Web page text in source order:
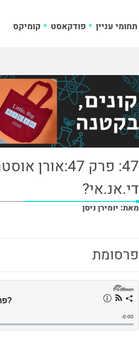
תחומי עניין פודקאסט קומיקס
47: פרק
די.אנ.אי?
מאת: יומירן ניסן
פרסומת